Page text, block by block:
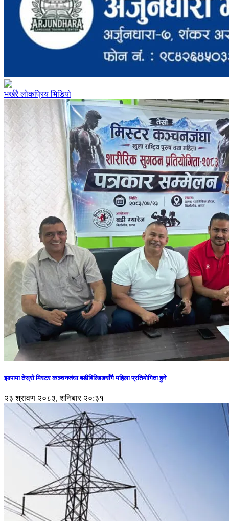
भर्खरैलोकप्रियभिडियो
झापामा तेस्रो मिस्टर कञ्चनजंघा बडीबिल्डिङसँगै महिला प्रतियोगिता हुने
२३ श्रावण २०८३, शनिबार २०:३१